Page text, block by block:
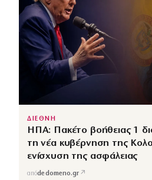
ΔΙΕΘΝΗ
ΗΠΑ: Πακέτο βοήθειας 1
τη νέα κυβέρνηση της
ενίσχυση της ασφάλειας
απόdedomeno.gr ↗